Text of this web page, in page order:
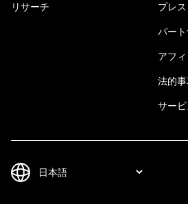
リサーチ プレ
パー
アフ
法的
サー